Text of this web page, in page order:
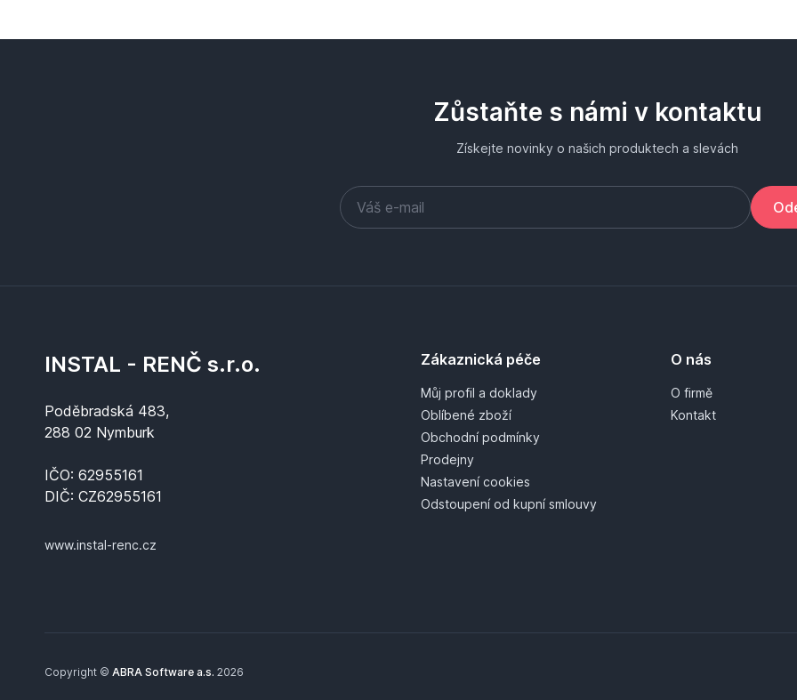
Zůstaňte s námi v kontaktu
Získejte novinky o našich produktech a slevách
INSTAL - RENČ s.r.o.
Poděbradská 483,
288 02 Nymburk
IČO: 62955161
DIČ: CZ62955161
www.instal-renc.cz
Zákaznická péče
Můj profil a doklady
Oblíbené zboží
Obchodní podmínky
Prodejny
Nastavení cookies
Odstoupení od kupní smlouvy
O nás
O firmě
Kontakt
Copyright © ABRA Software a.s. 2026